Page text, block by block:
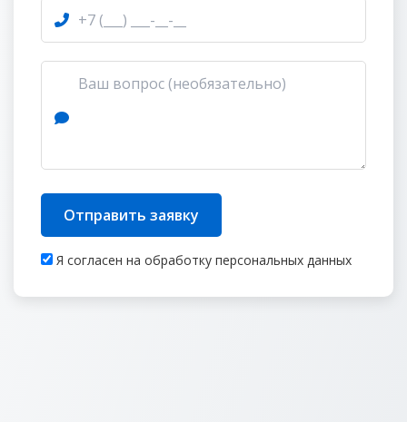
Отправить заявку
Я согласен на обработку персональных данных